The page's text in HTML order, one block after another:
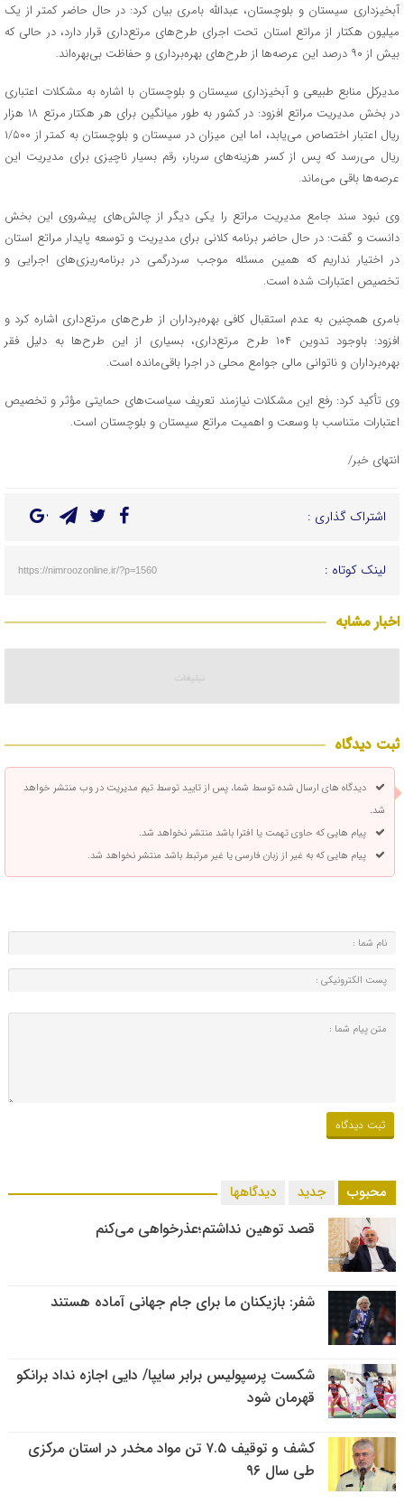
آبخیزداری سیستان و بلوچستان، عبدالله بامری بیان کرد: در حال حاضر کمتر از یک
میلیون هکتار از مراتع استان تحت اجرای طرح‌های مرتع‌داری قرار دارد، در حالی که
بیش از ۹۰ درصد این عرصه‌ها از طرح‌های بهره‌برداری و حفاظت بی‌بهره‌اند.
مدیرکل منابع طبیعی و آبخیزداری سیستان و بلوچستان با اشاره به مشکلات اعتباری
در بخش مدیریت مراتع افزود: در کشور به طور میانگین برای هر هکتار مرتع ۱۸ هزار
ریال اعتبار اختصاص می‌یابد، اما این میزان در سیستان و بلوچستان به کمتر از ۱/۵۰۰
ریال می‌رسد که پس از کسر هزینه‌های سربار، رقم بسیار ناچیزی برای مدیریت این
عرصه‌ها باقی می‌ماند.
وی نبود سند جامع مدیریت مراتع را یکی دیگر از چالش‌های پیشروی این بخش
دانست و گفت: در حال حاضر برنامه کلانی برای مدیریت و توسعه پایدار مراتع استان
در اختیار نداریم که همین مسئله موجب سردرگمی در برنامه‌ریزی‌های اجرایی و
تخصیص اعتبارات شده است.
بامری همچنین به عدم استقبال کافی بهره‌برداران از طرح‌های مرتع‌داری اشاره کرد و
افزود: باوجود تدوین ۱۰۴ طرح مرتع‌داری، بسیاری از این طرح‌ها به دلیل فقر
بهره‌برداران و ناتوانی مالی جوامع محلی در اجرا باقی‌مانده است.
وی تأکید کرد: رفع این مشکلات نیازمند تعریف سیاست‌های حمایتی مؤثر و تخصیص
اعتبارات متناسب با وسعت و اهمیت مراتع سیستان و بلوچستان است.
انتهای خبر/
اشتراک گذاری :
لینک کوتاه : https://nimroozonline.ir/?p=1560
اخبار مشابه
ثبت دیدگاه
دیدگاه های ارسال شده توسط شما، پس از تایید توسط تیم مدیریت در وب منتشر خواهد
شد.
پیام هایی که حاوی تهمت یا افترا باشد منتشر نخواهد شد.
پیام هایی که به غیر از زبان فارسی یا غیر مرتبط باشد منتشر نخواهد شد.
محبوب جدید دیدگاهها
قصد توهین نداشتم؛عذرخواهی می‌کنم
شفر: بازیکنان ما برای جام جهانی آماده هستند
شکست پرسپولیس برابر سایپا/ دایی اجازه نداد برانکو
قهرمان شود
کشف و توقیف ۷.۵ تن مواد مخدر در استان مرکزی
طی سال ۹۶